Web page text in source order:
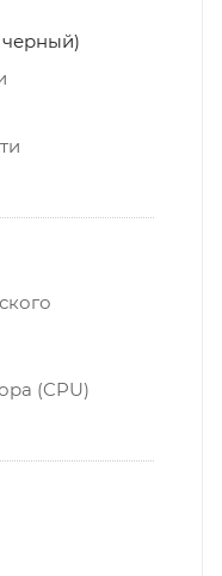
черный)
(CPU)